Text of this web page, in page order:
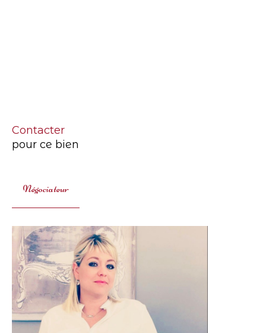
Contacter
pour ce bien
Négociateur